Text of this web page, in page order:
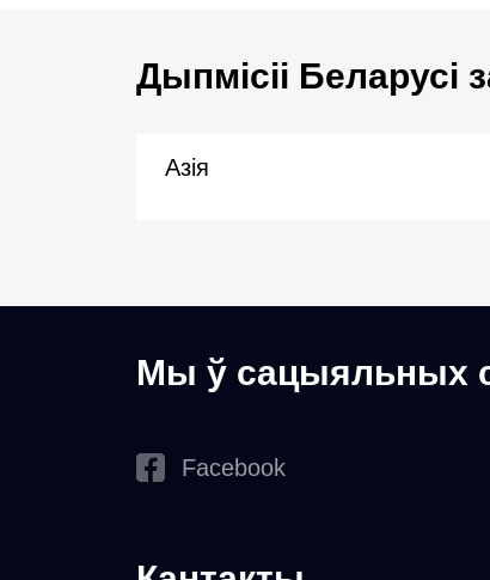
Дыпмісіі Беларусі
Азія
Мы ў сацыяльных
Facebook